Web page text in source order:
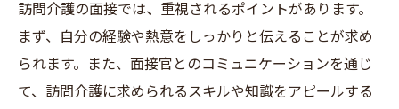
訪問介護の面接では、重視されるポイントがあります。
まず、自分の経験や熱意をしっかりと伝えることが求め
られます。また、面接官とのコミュニケーションを通じ
て、訪問介護に求められるスキルや知識をアピールする